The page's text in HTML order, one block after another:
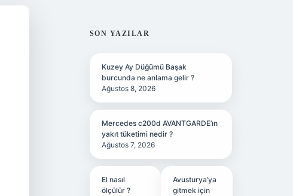
SIDEBAR
SON YAZILAR
Kuzey Ay Düğümü Başak
burcunda ne anlama gelir ?
Ağustos 8, 2026
Mercedes c200d AVANTGARDE’ın
yakıt tüketimi nedir ?
Ağustos 7, 2026
El nasıl
ölçülür ?
Avusturya’ya
gitmek için